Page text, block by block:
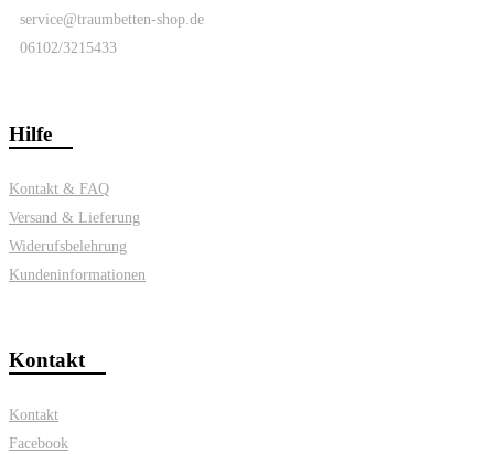
service@traumbetten-shop.de
06102/3215433
Hilfe
Kontakt & FAQ
Versand & Lieferung
Widerufsbelehrung
Kundeninformationen
Kontakt
Kontakt
Facebook